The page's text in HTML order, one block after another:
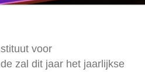
voor
zal dit jaar het jaarlijkse